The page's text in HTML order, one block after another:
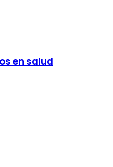
en salud